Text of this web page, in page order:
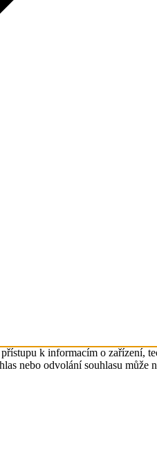
k informacím o zařízení,
nebo odvolání souhlasu